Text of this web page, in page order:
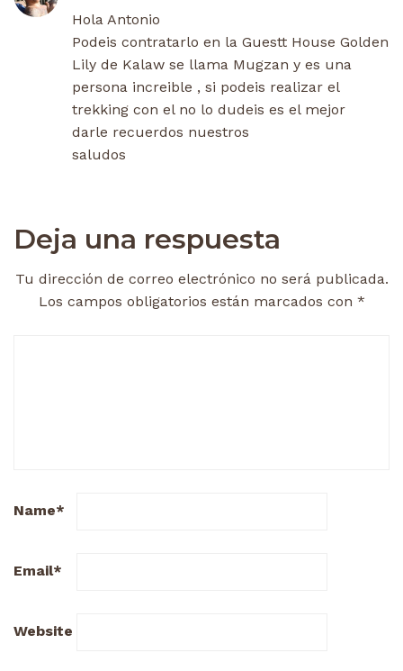
Hola Antonio
Podeis contratarlo en la Guestt House Golden
Lily de Kalaw se llama Mugzan y es una
persona increible , si podeis realizar el
trekking con el no lo dudeis es el mejor
darle recuerdos nuestros
saludos
Deja una respuesta
Tu dirección de correo electrónico no será publicada.
Los campos obligatorios están marcados con *
Name*
Email*
Website